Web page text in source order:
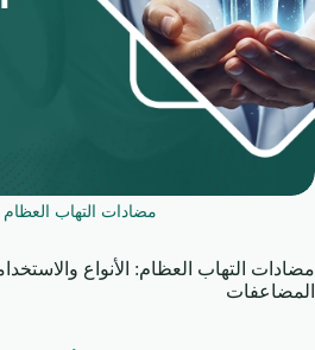
مضادات التهاب العظام
مضادات التهاب العظام: الأنواع
المضاعفات